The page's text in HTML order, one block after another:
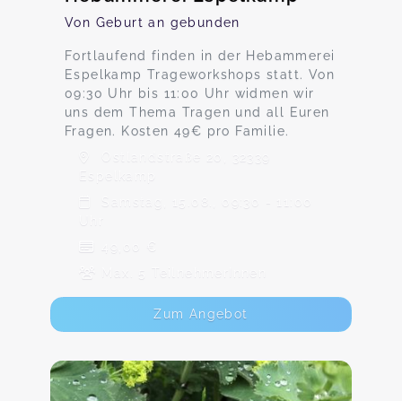
Von Geburt an gebunden
Fortlaufend finden in der Hebammerei
Espelkamp Trageworkshops statt. Von
09:30 Uhr bis 11:00 Uhr widmen wir
uns dem Thema Tragen und all Euren
Fragen. Kosten 49€ pro Familie.
Ostlandstraße 20, 32339
Espelkamp
Samstag, 15.08., 09:30 - 11:00
49,00 €
Max. 5 TeilnehmerInnen
Zum Angebot